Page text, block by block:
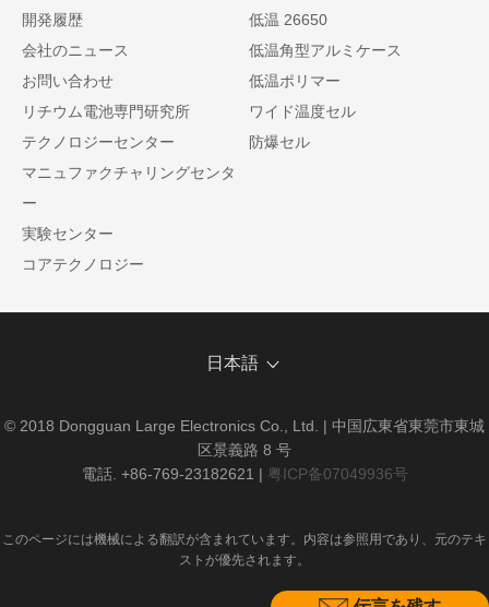
開発履歴
会社のニュース
お問い合わせ
リチウム電池専門研究所
テクノロジーセンター
マニュファクチャリングセンタ
ー
実験センター
コアテクノロジー
低温 26650
低温角型アルミケース
低温ポリマー
ワイド温度セル
防爆セル
日本語
© 2018 Dongguan Large Electronics Co., Ltd. | 中国広東省東莞市東城
区景義路 8 号
電話. +86-769-23182621 | 粤ICP备07049936号
このページには機械による翻訳が含まれています。内容は参照用であり、元のテキ
ストが優先されます。